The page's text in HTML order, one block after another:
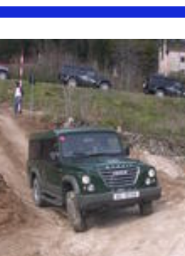
satisfait de mon achat.